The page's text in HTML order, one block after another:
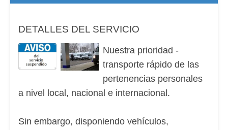
DETALLES DEL SERVICIO
Nuestra prioridad -
transporte rápido de las
pertenencias personales
a nivel local, nacional e internacional.
Sin embargo, disponiendo vehículos,